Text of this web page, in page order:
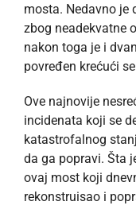
mosta. Nedavno je
zbog neadekvatne
nakon toga je i
povređen krećući
Ove najnovije
incidenata koji se
katastrofalnog
da ga popravi. Šta
ovaj most koji
rekonstruisao i